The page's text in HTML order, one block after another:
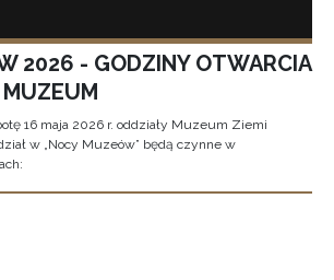
2026 - GODZINY OTWARCIA
16 maja 2026 r. oddziały Muzeum Ziemi
w „Nocy Muzeów” będą czynne w